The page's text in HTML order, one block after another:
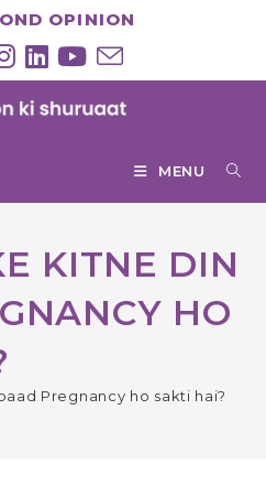
OPINION
MENU
KITNE DIN
HO
Pregnancy ho sakti hai?